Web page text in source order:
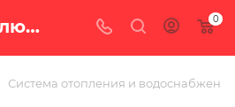
Радиатор алюминиевый ROMMER Plus 200 12 секций с/п — цена в Екатеринбурге, купить в интернет-магазине «100 печей.ру» 0
Система отопления и водоснабжения